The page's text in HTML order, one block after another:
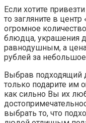
Если хотите
то загляните в
огромное
блюдца, украшения
равнодушным, а
рублей за
Выбрав подходящий
только подарите им
как сильно Вы их
выбрать то, что